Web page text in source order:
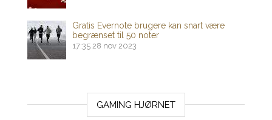
Gratis Evernote brugere kan snart være
begrænset til 50 noter
17:35 28 nov 2023
GAMING HJØRNET